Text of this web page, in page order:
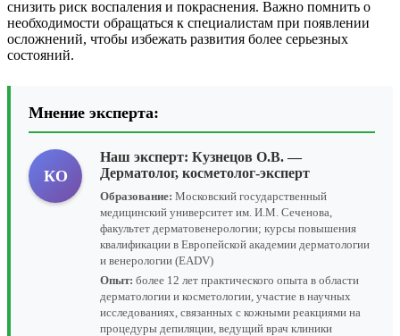
снизить риск воспаления и покраснения. Важно помнить о
необходимости обращаться к специалистам при появлении
осложнений, чтобы избежать развития более серьезных
состояний.
Мнение эксперта:
КО
Наш эксперт: Кузнецов О.В. —
Дерматолог, косметолог-эксперт
Образование: Московский государственный
медицинский университет им. И.М. Сеченова,
факультет дерматовенерологии; курсы повышения
квалификации в Европейской академии дерматологии
и венерологии (EADV)
Опыт: более 12 лет практического опыта в области
дерматологии и косметологии, участие в научных
исследованиях, связанных с кожными реакциями на
процедуры депиляции, ведущий врач клиники